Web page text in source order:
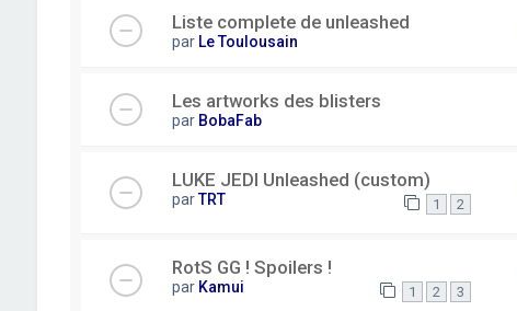
Liste complete de unleashed
par Le Toulousain
Les artworks des blisters
par BobaFab
LUKE JEDI Unleashed (custom)
parTRT 1 2
RotS GG ! Spoilers !
par Kamui 1 2 3